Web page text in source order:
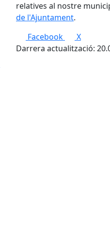
relatives al nostre
de l'Ajuntament.
Facebook
X
Darrera actualització: